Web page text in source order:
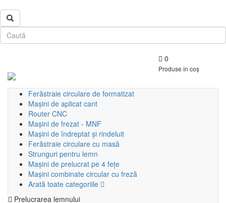
0
Produse în coș
Ferăstraie circulare de formatizat
Mașini de aplicat cant
Router CNC
Mașini de frezat - MNF
Mașini de îndreptat și rindeluit
Ferăstraie circulare cu masă
Strunguri pentru lemn
Mașini de prelucrat pe 4 fețe
Mașini combinate circular cu freză
Arată toate categoriile
Prelucrarea lemnului